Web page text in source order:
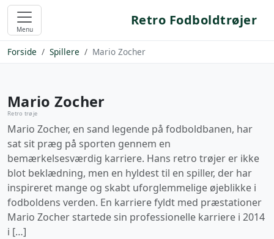
Menu
Retro Fodboldtrøjer
Forside Spillere Mario Zocher
Mario Zocher
Retro trøje
Mario Zocher, en sand legende på fodboldbanen, har
sat sit præg på sporten gennem en
bemærkelsesværdig karriere. Hans retro trøjer er ikke
blot beklædning, men en hyldest til en spiller, der har
inspireret mange og skabt uforglemmelige øjeblikke i
fodboldens verden. En karriere fyldt med præstationer
Mario Zocher startede sin professionelle karriere i 2014
i […]